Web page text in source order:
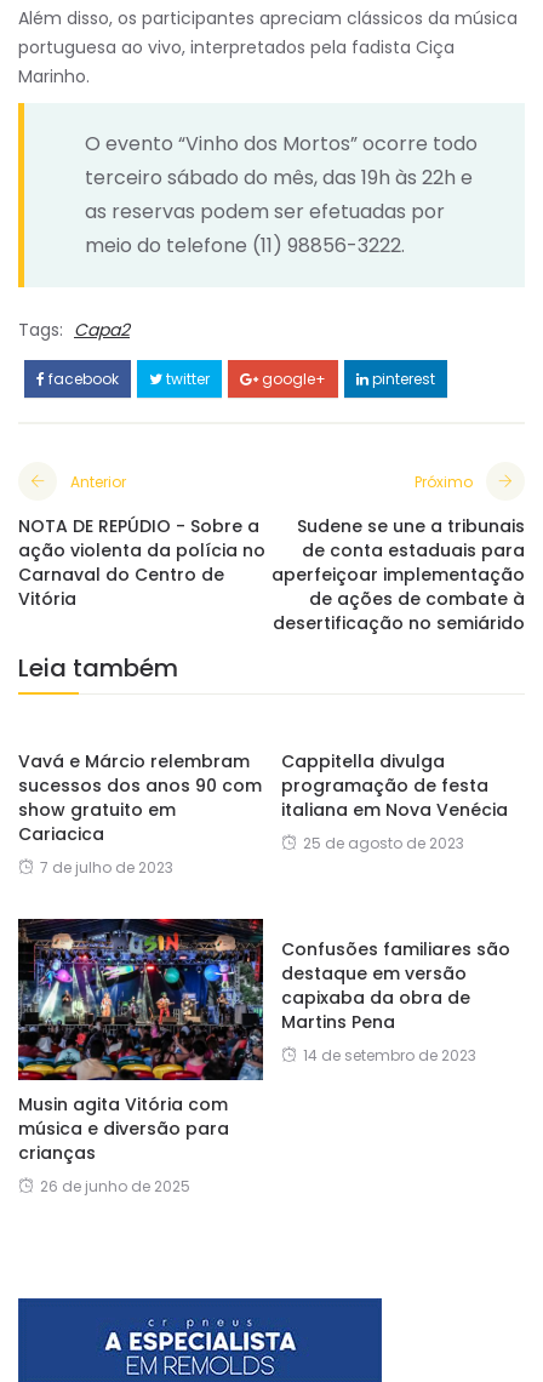
Além disso, os participantes apreciam clássicos da música
portuguesa ao vivo, interpretados pela fadista Ciça
Marinho.
O evento “Vinho dos Mortos” ocorre todo
terceiro sábado do mês, das 19h às 22h e
as reservas podem ser efetuadas por
meio do telefone (11) 98856-3222.
Tags: Capa2
facebook twitter google+ pinterest
Anterior
NOTA DE REPÚDIO - Sobre a
ação violenta da polícia no
Carnaval do Centro de
Vitória
Próximo
Sudene se une a tribunais
de conta estaduais para
aperfeiçoar implementação
de ações de combate à
desertificação no semiárido
Leia também
Vavá e Márcio relembram
sucessos dos anos 90 com
show gratuito em
Cariacica
7 de julho de 2023
Cappitella divulga
programação de festa
italiana em Nova Venécia
25 de agosto de 2023
Musin agita Vitória com
música e diversão para
crianças
26 de junho de 2025
Confusões familiares são
destaque em versão
capixaba da obra de
Martins Pena
14 de setembro de 2023